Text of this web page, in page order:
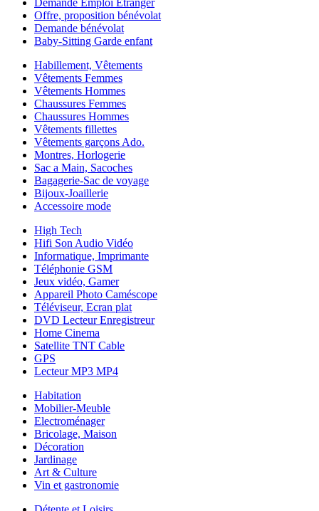
Offre, proposition bénévolat
Demande bénévolat
Baby-Sitting Garde enfant
Habillement, Vêtements
Vêtements Femmes
Vêtements Hommes
Chaussures Femmes
Chaussures Hommes
Vêtements fillettes
Vêtements garçons Ado.
Montres, Horlogerie
Sac a Main, Sacoches
Bagagerie-Sac de voyage
Bijoux-Joaillerie
Accessoire mode
High Tech
Hifi Son Audio Vidéo
Informatique, Imprimante
Téléphonie GSM
Jeux vidéo, Gamer
Appareil Photo Caméscope
Téléviseur, Ecran plat
DVD Lecteur Enregistreur
Home Cinema
Satellite TNT Cable
GPS
Lecteur MP3 MP4
Habitation
Mobilier-Meuble
Electroménager
Bricolage, Maison
Décoration
Jardinage
Art & Culture
Vin et gastronomie